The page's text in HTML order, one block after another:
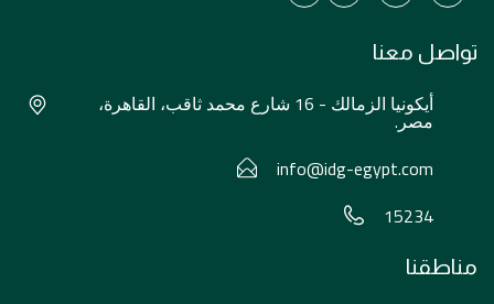
تواصل معنا
أيكونيا الزمالك - 16 شارع محمد ثاقب، القاهرة،
مصر.
info@idg-egypt.com
15234
مناطقنا